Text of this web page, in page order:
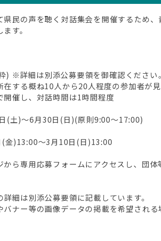
県民の声を聴く対話集会を開催するため
す。
) ※詳細は別添公募要領を御確認ください。
在する概ね10人から20人程度の参加者が
開催し、対話時間は1時間程度
(土)～6月30日(日)(原則9:00～17:00)
金)13:00～3月10日(日)13:00
から専用応募フォームにアクセスし、団
詳細は別添公募要領に記載しています。
バナー等の画像データの掲載を希望され